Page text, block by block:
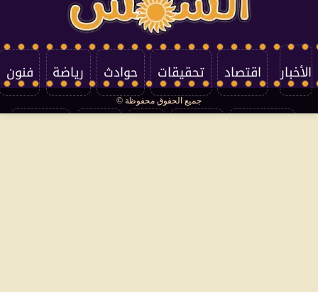
الأخبار اقتصاد تحقيقات حوادث رياضة فنون
جميع الحقوق محفوظة ©